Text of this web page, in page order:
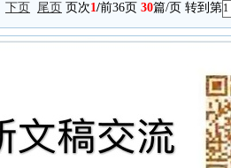
下页 尾页 页次1/前36页 30篇/页 转到第